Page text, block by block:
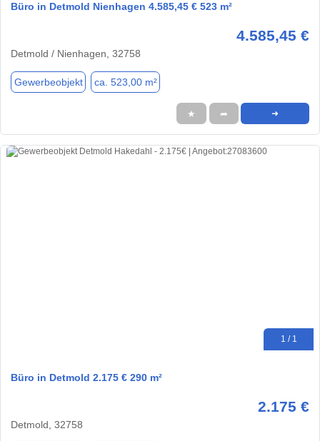
Büro in Detmold Nienhagen 4.585,45 € 523 m²
4.585,45 €
Detmold / Nienhagen, 32758
Gewerbeobjekt ca. 523,00 m²
★ ➦ ➜
1 / 1
Büro in Detmold 2.175 € 290 m²
2.175 €
Detmold, 32758